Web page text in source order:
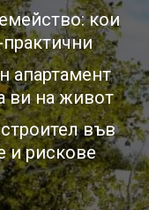
кои
апартамент
ви на живот
във
и рискове